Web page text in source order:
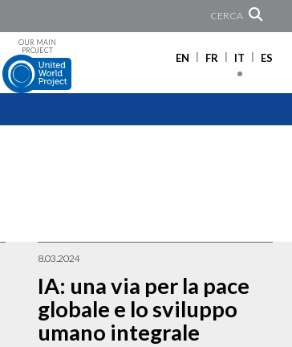
CERCA
OUR MAIN
PROJECT
EN FR IT ES
8.03.2024
IA: una via per la pace
globale e lo sviluppo
umano integrale